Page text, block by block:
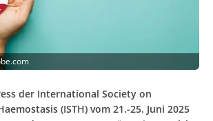
der International Society on
(ISTH) vom 21.-25. Juni 2025